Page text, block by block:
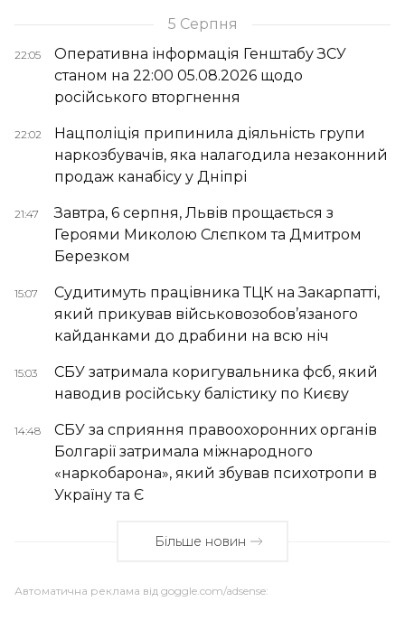
5 Серпня
22:05
Оперативна інформація Генштабу ЗСУ
станом на 22:00 05.08.2026 щодо
російського вторгнення
22:02
Нацполіція припинила діяльність групи
наркозбувачів, яка налагодила незаконний
продаж канабісу у Дніпрі
21:47
Завтра, 6 серпня, Львів прощається з
Героями Миколою Слєпком та Дмитром
Березком
15:07
Судитимуть працівника ТЦК на Закарпатті,
який прикував військовозобов’язаного
кайданками до драбини на всю ніч
15:03
СБУ затримала коригувальника фсб, який
наводив російську балістику по Києву
14:48
СБУ за сприяння правоохоронних органів
Болгарії затримала міжнародного
«наркобарона», який збував психотропи в
Україну та Є
Більше новин
Автоматична реклама від goggle.com/adsense: